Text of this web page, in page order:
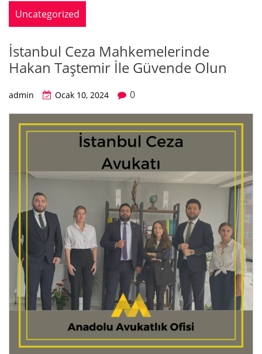
Uncategorized
İstanbul Ceza Mahkemelerinde
Hakan Taştemir İle Güvende Olun
admin Ocak 10, 2024 0